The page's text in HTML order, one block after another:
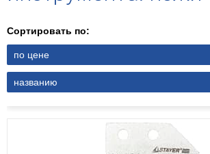
Сортировать по:
по цене
названию